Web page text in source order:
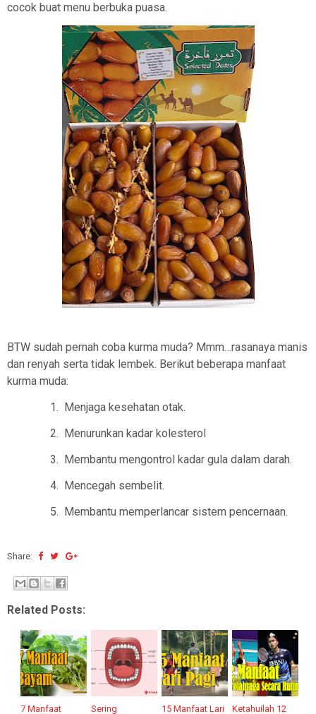
cocok buat menu berbuka puasa.
BTW sudah pernah coba kurma muda? Mmm…rasanaya manis
dan renyah serta tidak lembek. Berikut beberapa manfaat
kurma muda:
1. Menjaga kesehatan otak.
2. Menurunkan kadar kolesterol
3. Membantu mengontrol kadar gula dalam darah.
4. Mencegah sembelit.
5. Membantu memperlancar sistem pencernaan.
Share:
Related Posts:
7 Manfaat
Sering
15 Manfaat Lari
Ketahuilah 12